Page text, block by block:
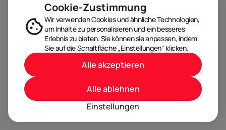
Cookie-Zustimmung
Wir verwenden Cookies und ähnliche Technologien,
um Inhalte zu personalisieren und ein besseres
Erlebnis zu bieten. Sie können sie anpassen, indem
Sie auf die Schaltfläche „Einstellungen“ klicken.
Einstellungen
Alle ablehnen
Alle akzeptieren